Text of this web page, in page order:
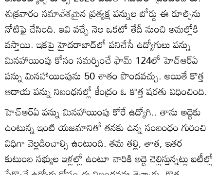
శుక్రవారం సమావేశమైన ప్రత్యక్ష పన్నుల బోర్డు ఈ రూల్స్‌ను
నోటిఫై చేసింది. ఇవి వచ్చే నెల ఒకటో తేదీ నుంచి అమల్లోకి
వస్తాయి. ఇకపై హైదరాబాద్‌లో పనిచేసే ఉద్యోగులు పన్ను
మినహాయింపు కోసం సమర్పించే ఫామ్‌ 124లో హెచ్‌ఆర్‌ఏ
పన్ను మినహాయింపును 50 శాతం పొందవచ్చు. అయితే కొత్త
ఆదాయ పన్ను నిబంధనల్లో కేంద్రం ఓ కొత్త షరతు విధించింది.
హెచ్‌ఆర్‌ఏ పన్ను మినహాయింపు కోరే ఉద్యోగి.. తాను అద్దెకు
ఉంటున్న ఇంటి యజమానితో తనకు ఉన్న సంబంధం గురించి
విధిగా వెల్లడించాల్సి ఉంటుంది. తమ తల్లి, తాత, ఇతర
కుటుంబ సభ్యుల ఇళ్లల్లో ఉంటూ వారికి అద్దె చెల్లిస్తున్నట్లు ఐటీల్లో